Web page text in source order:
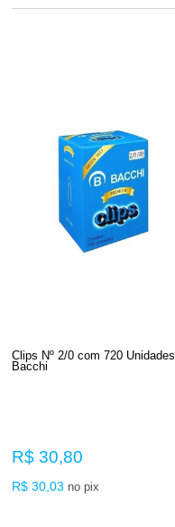
Clips Nº 2/0 com 720 Unidades
Bacchi
R$ 30,80
R$ 30,03 no pix